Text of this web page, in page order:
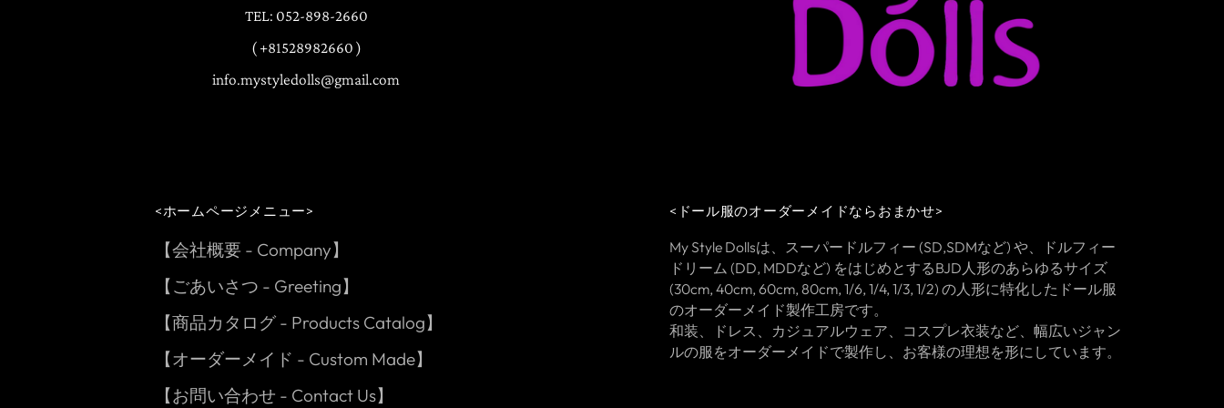
TEL: 052-898-2660
( +81528982660 )
info.mystyledolls@gmail.com
<ホームページメニュー>
【会社概要 - Company】
【ごあいさつ - Greeting】
【商品カタログ - Products Catalog】
【オーダーメイド - Custom Made】
【お問い合わせ - Contact Us】
<ドール服のオーダーメイドならおまかせ>
My Style Dollsは、スーパードルフィー (SD,SDMなど) や、ドルフィー
ドリーム (DD, MDDなど) をはじめとするBJD人形のあらゆるサイズ
(30cm, 40cm, 60cm, 80cm, 1/6, 1/4, 1/3, 1/2) の人形に特化したドール服
のオーダーメイド製作工房です。
和装、ドレス、カジュアルウェア、コスプレ衣装など、幅広いジャン
ルの服をオーダーメイドで製作し、お客様の理想を形にしています。